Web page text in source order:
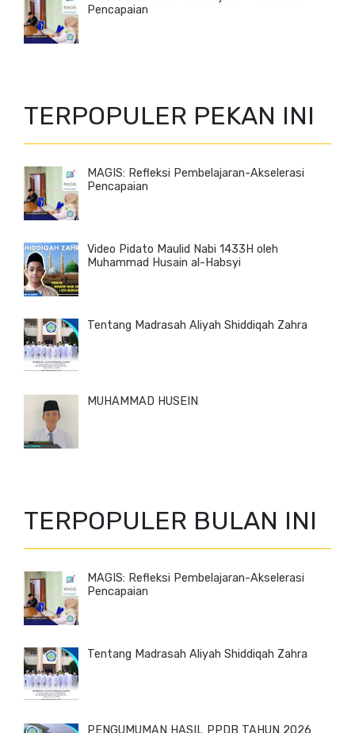
Pencapaian
TERPOPULER PEKAN INI
MAGIS: Refleksi Pembelajaran-Akselerasi
Pencapaian
Video Pidato Maulid Nabi 1433H oleh
Muhammad Husain al-Habsyi
Tentang Madrasah Aliyah Shiddiqah Zahra
MUHAMMAD HUSEIN
TERPOPULER BULAN INI
MAGIS: Refleksi Pembelajaran-Akselerasi
Pencapaian
Tentang Madrasah Aliyah Shiddiqah Zahra
PENGUMUMAN HASIL PPDB TAHUN 2026